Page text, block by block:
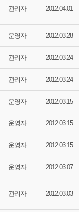
관리자 2012.04.01
운영자 2012.03.28
관리자 2012.03.24
관리자 2012.03.24
운영자 2012.03.15
운영자 2012.03.15
운영자 2012.03.15
운영자 2012.03.07
관리자 2012.03.03